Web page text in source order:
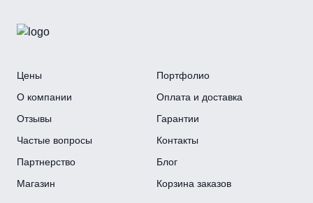
Цены
Портфолио
О компании
Оплата и доставка
Отзывы
Гарантии
Частые вопросы
Контакты
Партнерство
Блог
Магазин
Корзина заказов